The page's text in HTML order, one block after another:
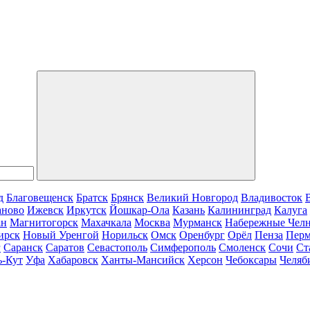
Благовещенск Братск Брянск Великий Новгород Владивосток
Ижевск Иркутск Йошкар-Ола Казань Калининград Калуга
Магнитогорск Махачкала Москва Мурманск Набережные
Новый Уренгой Норильск Омск Оренбург Орёл Пенза
Саранск Саратов Севастополь Симферополь Смоленск Сочи
Кут Уфа Хабаровск Ханты-Мансийск Херсон Чебоксары